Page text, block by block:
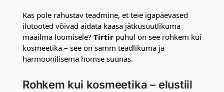
Kas pole rahustav teadmine, et teie igapäevased
ilutooted võivad aidata kaasa jätkusuutlikuma
maailma loomisele? Tirtir puhul on see rohkem kui
kosmeetika – see on samm teadlikuma ja
harmoonilisema homse suunas.
Rohkem kui kosmeetika – elustiil